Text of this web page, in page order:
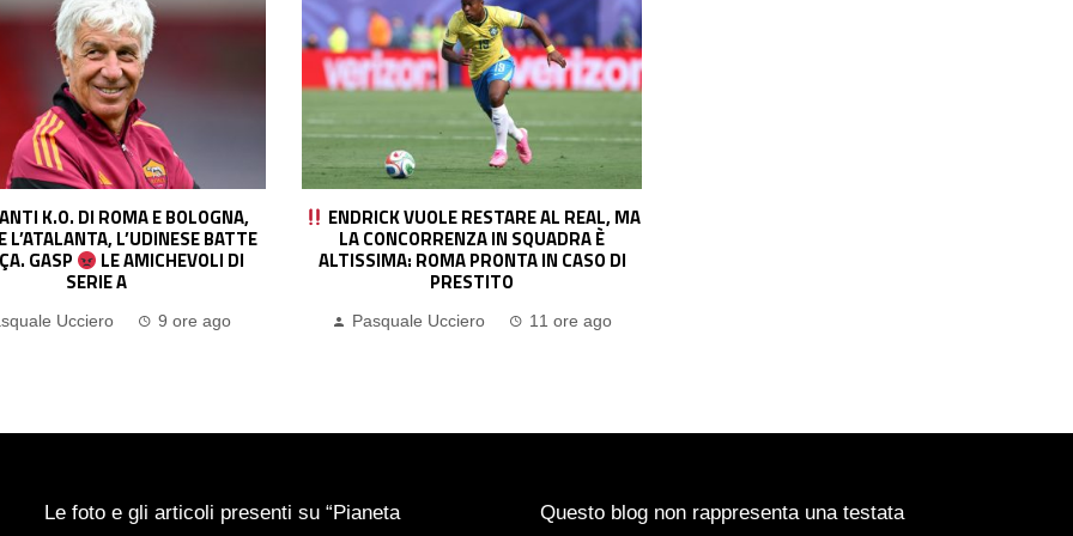
K.O. DI ROMA E BOLOGNA,
L’ATALANTA, L’UDINESE BATTE
GASP LE AMICHEVOLI DI
SERIE A
Ucciero 9 ore ago
ENDRICK VUOLE RESTARE AL REAL, MA
LA CONCORRENZA IN SQUADRA È
ALTISSIMA: ROMA PRONTA IN CASO DI
PRESTITO
Pasquale Ucciero 11 ore ago
Le foto e gli articoli presenti su “Pianeta Questo blog non rappresenta una testata